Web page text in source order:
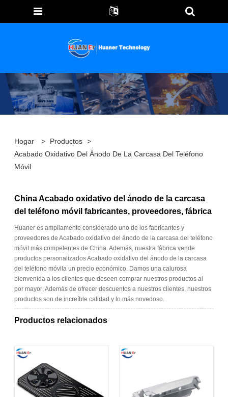
Hogar > Productos >
Acabado Oxidativo Del Ánodo De La Carcasa Del Teléfono
Móvil
China Acabado oxidativo del ánodo de la carcasa
del teléfono móvil fabricantes, proveedores, fábrica
Huaner es ampliamente considerado uno de los fabricantes y
proveedores de Acabado oxidativo del ánodo de la carcasa del teléfono
móvil más competentes de China. Además, nuestra fábrica vende
productos personalizados Acabado oxidativo del ánodo de la carcasa
del teléfono móvila un precio económico. Damos una calurosa
bienvenida a los clientes que deseen comprar nuestros productos al
por mayor; Además de ofrecer descuentos a nuestros clientes, nuestros
productos son de increíble calidad y lo más novedoso.
Productos relacionados